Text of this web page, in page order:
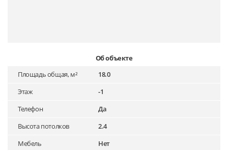
Об объекте
Площадь общая, м²
18.0
Этаж
-1
Телефон
Да
Высота потолков
2.4
Мебель
Нет